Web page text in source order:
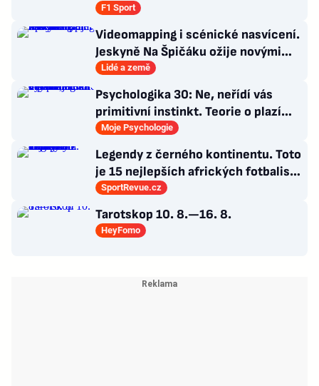
F1 Sport
Videomapping i scénické nasvícení.
Jeskyně Na Špičáku ožije novými
technologiemi
Lidé a země
Psychologika 30: Ne, neřídí vás
primitivní instinkt. Teorie o plazím
mozku jen dokonalá výmluva
Moje Psychologie
Legendy z černého kontinentu. Toto
je 15 nejlepších afrických fotbalistů
všech dob
SportRevue.cz
Tarotskop 10. 8.—16. 8.
HeyFomo